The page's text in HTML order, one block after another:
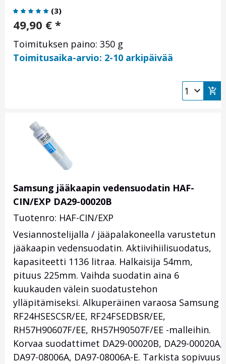
(3)
49,90 € *
Toimituksen paino: 350 g
Toimitusaika-arvio: 2-10 arkipäivää
Samsung jääkaapin vedensuodatin HAF-
CIN/EXP DA29-00020B
Tuotenro: HAF-CIN/EXP
Vesiannostelijalla / jääpalakoneella varustetun
jääkaapin vedensuodatin. Aktiivihiilisuodatus,
kapasiteetti 1136 litraa. Halkaisija 54mm,
pituus 225mm. Vaihda suodatin aina 6
kuukauden välein suodatustehon
ylläpitämiseksi. Alkuperäinen varaosa Samsung
RF24HSESCSR/EE, RF24FSEDBSR/EE,
RH57H90607F/EE, RH57H90507F/EE -malleihin.
Korvaa suodattimet DA29-00020B, DA29-00020A,
DA97-08006A, DA97-08006A-E. Tarkista sopivuus